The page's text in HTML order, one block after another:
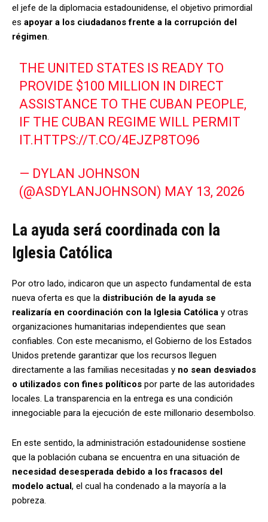
el jefe de la diplomacia estadounidense, el objetivo primordial
es apoyar a los ciudadanos frente a la corrupción del
régimen.
THE UNITED STATES IS READY TO
PROVIDE $100 MILLION IN DIRECT
ASSISTANCE TO THE CUBAN PEOPLE,
IF THE CUBAN REGIME WILL PERMIT
IT.HTTPS://T.CO/4EJZP8TO96
— DYLAN JOHNSON
(@ASDYLANJOHNSON) MAY 13, 2026
La ayuda será coordinada con la
Iglesia Católica
Por otro lado, indicaron que un aspecto fundamental de esta
nueva oferta es que la distribución de la ayuda se
realizaría en coordinación con la Iglesia Católica y otras
organizaciones humanitarias independientes que sean
confiables. Con este mecanismo, el Gobierno de los Estados
Unidos pretende garantizar que los recursos lleguen
directamente a las familias necesitadas y no sean desviados
o utilizados con fines políticos por parte de las autoridades
locales. La transparencia en la entrega es una condición
innegociable para la ejecución de este millonario desembolso.
En este sentido, la administración estadounidense sostiene
que la población cubana se encuentra en una situación de
necesidad desesperada debido a los fracasos del
modelo actual, el cual ha condenado a la mayoría a la
pobreza.